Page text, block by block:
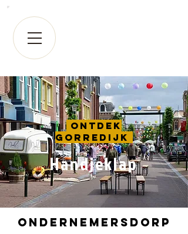
Ontdek
Gorredijk
Handjeklap
ondernemersdorp